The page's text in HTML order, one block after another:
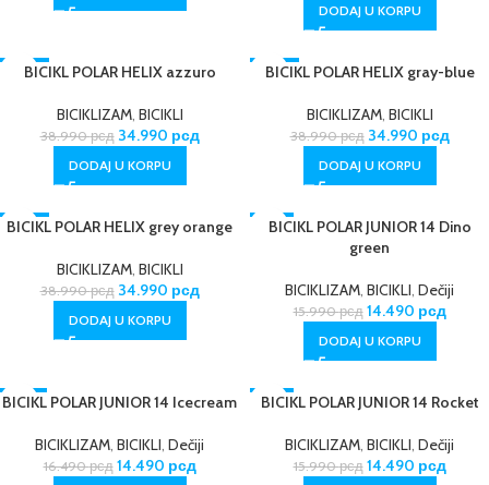
DODAJ U KORPU
-10%
BICIKL POLAR HELIX azzuro
BICIKLIZAM, BICIKLI
38.990рсд 34.990 рсд
DODAJ U KORPU
-10%
BICIKL POLAR HELIX gray-blue
BICIKLIZAM, BICIKLI
38.990рсд 34.990 рсд
DODAJ U KORPU
-10%
BICIKL POLAR HELIX grey orange
BICIKLIZAM, BICIKLI
38.990рсд 34.990 рсд
DODAJ U KORPU
-9%
BICIKL POLAR JUNIOR 14 Dino
green
BICIKLIZAM, BICIKLI, Dečiji
15.990рсд 14.490 рсд
DODAJ U KORPU
-12%
BICIKL POLAR JUNIOR 14 Icecream
BICIKLIZAM, BICIKLI, Dečiji
16.490рсд 14.490 рсд
-9%
BICIKL POLAR JUNIOR 14 Rocket
BICIKLIZAM, BICIKLI, Dečiji
15.990рсд 14.490 рсд